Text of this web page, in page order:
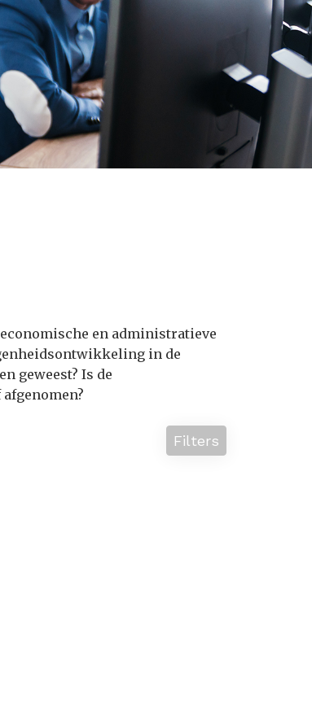
en administratieve
in de
geweest? Is de
Filters